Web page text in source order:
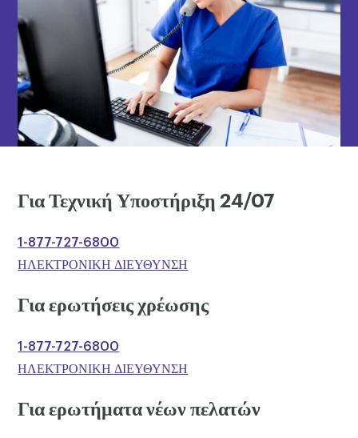
Για Τεχνική Υποστήριξη 24/07
1-877-727-6800
ΗΛΕΚΤΡΟΝΙΚΗ ΔΙΕΥΘΥΝΣΗ
Για ερωτήσεις χρέωσης
1-877-727-6800
ΗΛΕΚΤΡΟΝΙΚΗ ΔΙΕΥΘΥΝΣΗ
Για ερωτήματα νέων πελατών